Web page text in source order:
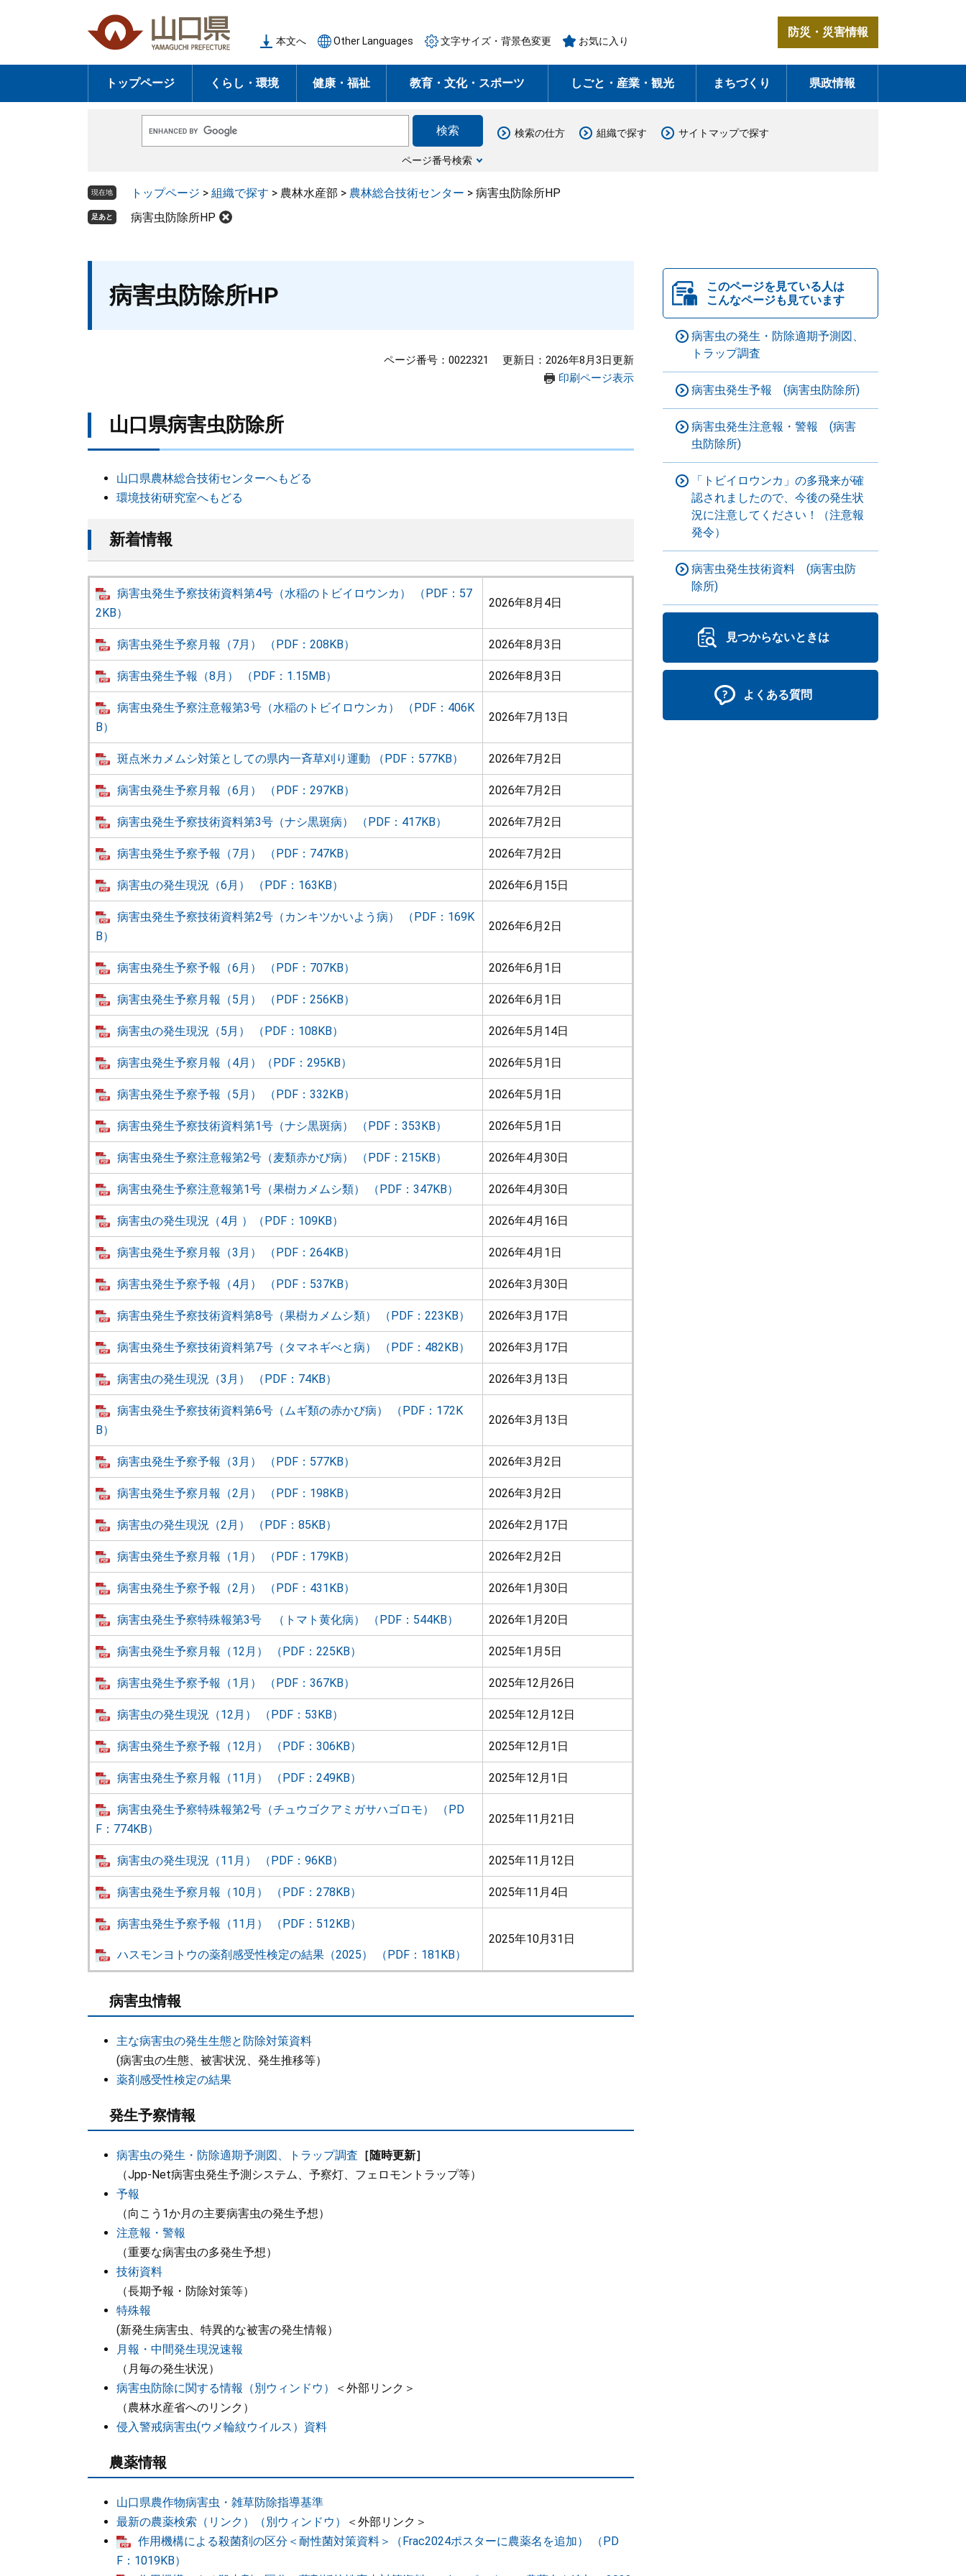
の
頭
ー
飛
本文へ Other Languages 文字サイズ・背景色変更 お気に入り
防災・災害情報
トップページ くらし・環境 健康・福祉 教育・文化・スポーツ しごと・産業・観光 まちづくり 県政情報
o
e
ス
ページ番号検索
検索の仕方 組織で探す サイトマップで探す
現在地 トップページ > 組織で探す > 農林水産部 > 農林総合技術センター > 病害虫防除所HP
足あと 病害虫防除所HP
病害虫防除所HP
ページ番号：0022321
更新日：2026年8月3日更新
印刷ページ表示
山口県病害虫防除所
山口県農林総合技術センターへもどる
環境技術研究室へもどる
新着情報
病害虫発生予察技術資料第4号（水稲のトビイロウンカ） （PDF：57
2KB）
2026年8月4日
病害虫発生予察月報（7月） （PDF：208KB） 2026年8月3日
病害虫発生予報（8月） （PDF：1.15MB） 2026年8月3日
病害虫発生予察注意報第3号（水稲のトビイロウンカ） （PDF：406K
B）
2026年7月13日
斑点米カメムシ対策としての県内一斉草刈り運動 （PDF：577KB） 2026年7月2日
病害虫発生予察月報（6月） （PDF：297KB） 2026年7月2日
病害虫発生予察技術資料第3号（ナシ黒斑病） （PDF：417KB） 2026年7月2日
病害虫発生予察予報（7月） （PDF：747KB） 2026年7月2日
病害虫の発生現況（6月） （PDF：163KB） 2026年6月15日
病害虫発生予察技術資料第2号（カンキツかいよう病） （PDF：169K
B）
2026年6月2日
病害虫発生予察予報（6月） （PDF：707KB） 2026年6月1日
病害虫発生予察月報（5月） （PDF：256KB） 2026年6月1日
病害虫の発生現況（5月） （PDF：108KB） 2026年5月14日
病害虫発生予察月報（4月）（PDF：295KB） 2026年5月1日
病害虫発生予察予報（5月） （PDF：332KB） 2026年5月1日
病害虫発生予察技術資料第1号（ナシ黒斑病） （PDF：353KB） 2026年5月1日
病害虫発生予察注意報第2号（麦類赤かび病） （PDF：215KB） 2026年4月30日
病害虫発生予察注意報第1号（果樹カメムシ類） （PDF：347KB） 2026年4月30日
病害虫の発生現況（4月 ）（PDF：109KB） 2026年4月16日
病害虫発生予察月報（3月） （PDF：264KB） 2026年4月1日
病害虫発生予察予報（4月） （PDF：537KB） 2026年3月30日
病害虫発生予察技術資料第8号（果樹カメムシ類） （PDF：223KB） 2026年3月17日
病害虫発生予察技術資料第7号（タマネギべと病） （PDF：482KB） 2026年3月17日
病害虫の発生現況（3月） （PDF：74KB） 2026年3月13日
病害虫発生予察技術資料第6号（ムギ類の赤かび病） （PDF：172K
B）
2026年3月13日
病害虫発生予察予報（3月） （PDF：577KB） 2026年3月2日
病害虫発生予察月報（2月） （PDF：198KB） 2026年3月2日
病害虫の発生現況（2月） （PDF：85KB） 2026年2月17日
病害虫発生予察月報（1月） （PDF：179KB） 2026年2月2日
病害虫発生予察予報（2月） （PDF：431KB） 2026年1月30日
病害虫発生予察特殊報第3号 （トマト黄化病） （PDF：544KB） 2026年1月20日
病害虫発生予察月報（12月） （PDF：225KB） 2025年1月5日
病害虫発生予察予報（1月） （PDF：367KB） 2025年12月26日
病害虫の発生現況（12月） （PDF：53KB） 2025年12月12日
病害虫発生予察予報（12月） （PDF：306KB） 2025年12月1日
病害虫発生予察月報（11月） （PDF：249KB） 2025年12月1日
病害虫発生予察特殊報第2号（チュウゴクアミガサハゴロモ） （PD
F：774KB）
2025年11月21日
病害虫の発生現況（11月） （PDF：96KB） 2025年11月12日
病害虫発生予察月報（10月） （PDF：278KB） 2025年11月4日
病害虫発生予察予報（11月） （PDF：512KB）
ハスモンヨトウの薬剤感受性検定の結果（2025） （PDF：181KB）
2025年10月31日
病害虫情報
主な病害虫の発生生態と防除対策資料
(病害虫の生態、被害状況、発生推移等）
薬剤感受性検定の結果
発生予察情報
病害虫の発生・防除適期予測図、トラップ調査 ［随時更新］
（Jpp-Net病害虫発生予測システム、予察灯、フェロモントラップ等）
予報
（向こう1か月の主要病害虫の発生予想）
注意報・警報
（重要な病害虫の多発生予想）
技術資料
（長期予報・防除対策等）
特殊報
(新発生病害虫、特異的な被害の発生情報）
月報・中間発生現況速報
（月毎の発生状況）
病害虫防除に関する情報（別ウィンドウ）
＜外部リンク＞
（農林水産省へのリンク）
侵入警戒病害虫(ウメ輪紋ウイルス）資料
農薬情報
山口県農作物病害虫・雑草防除指導基準
最新の農薬検索（リンク）（別ウィンドウ）
＜外部リンク＞
作用機構による殺菌剤の区分＜耐性菌対策資料＞（Frac2024ポスターに農薬名を追加） （PD
F：1019KB）
このページを見ている人は
こんなページも見ています
病害虫の発生・防除適期予測図、
トラップ調査
病害虫発生予報 (病害虫防除所)
病害虫発生注意報・警報 (病害
虫防除所)
「トビイロウンカ」の多飛来が確
認されましたので、今後の発生状
況に注意してください！（注意報
発令）
病害虫発生技術資料 (病害虫防
除所)
見つからないときは
よくある質問